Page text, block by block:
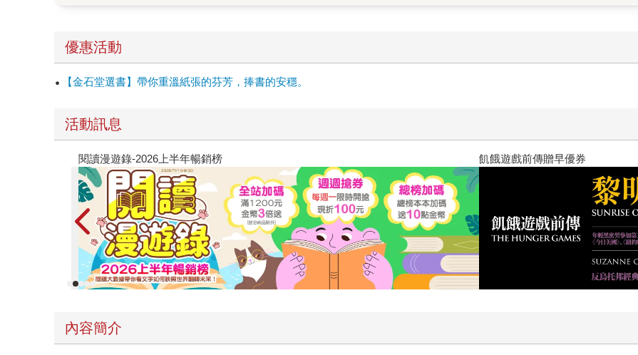
眨呀眨，卻已不是催促，而是「慢下來啊，慢下來你就會找到我」，妖精躲迷藏，露出一截袖子，而你看到了！
的理解，越過了現世的時空。 出個聲，讓彼此知道。也就是為了這樣的時刻，小說家一面回頭校對自己的十八年
輯願意成為一顆陀螺。
優惠活動
【金石堂選書】帶你重溫紙張的芬芳，捧書的安穩。
活動訊息
教場電影版 十字殺手【艾迪．弗林系列 前傳】
內容簡介